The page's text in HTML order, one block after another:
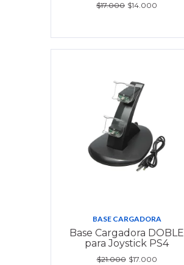
$17.000 $14.000
BASE CARGADORA
Base Cargadora DOBLE
para Joystick PS4
$21.000 $17.000